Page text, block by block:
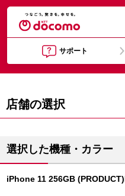
サポート
店舗の選択
選択した機種・カラー
iPhone 11 256GB